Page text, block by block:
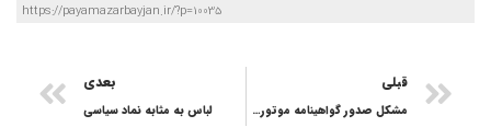
https://payamazarbayjan.ir/?p=10035
قبلی
مشکل صدور گواهینامه موتورسیکلت زنان پیگیری و برطرف شود
بعدی
لباس به مثابه نماد سیاسی